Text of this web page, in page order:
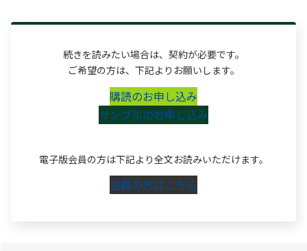
続きを読みたい場合は、契約が必要です。
ご希望の方は、下記よりお願いします。
購読のお申し込み
サンプルのお申し込み
電子版会員の方は下記より全文お読みいただけます。
会員の方はこちら